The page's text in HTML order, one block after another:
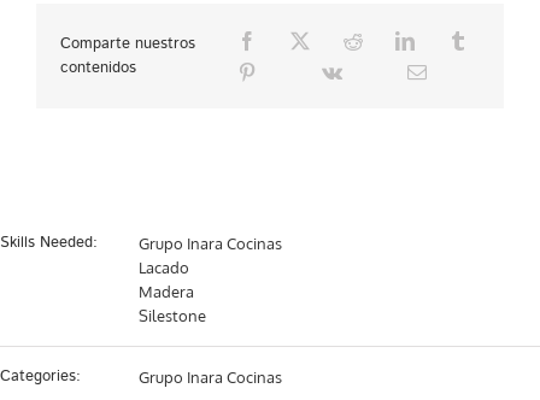
Comparte nuestros
contenidos
Skills Needed:
Grupo Inara Cocinas
Lacado
Madera
Silestone
Categories: Grupo Inara Cocinas